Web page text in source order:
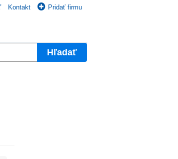
Kontakt Pridať firmu
Hľadať